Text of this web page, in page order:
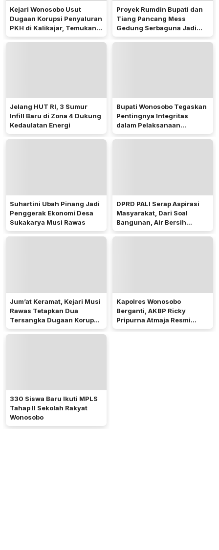
Kejari Wonosobo Usut
Dugaan Korupsi Penyaluran
PKH di Kalikajar, Temukan
Hampir 600 Kartu ATM
Proyek Rumdin Bupati dan
Tiang Pancang Mess
Gedung Serbaguna Jadi
Sorotan Publik
Jelang HUT RI, 3 Sumur
Infill Baru di Zona 4 Dukung
Kedaulatan Energi
Bupati Wonosobo Tegaskan
Pentingnya Integritas
dalam Pelaksanaan
Pilkades 2026
Suhartini Ubah Pinang Jadi
Penggerak Ekonomi Desa
Sukakarya Musi Rawas
DPRD PALI Serap Aspirasi
Masyarakat, Dari Soal
Bangunan, Air Bersih
Hingga Pergub Seismik
Jum’at Keramat, Kejari Musi
Rawas Tetapkan Dua
Tersangka Dugaan Korupsi
Dana PSR
Kapolres Wonosobo
Berganti, AKBP Ricky
Pripurna Atmaja Resmi
Menjabat
330 Siswa Baru Ikuti MPLS
Tahap II Sekolah Rakyat
Wonosobo